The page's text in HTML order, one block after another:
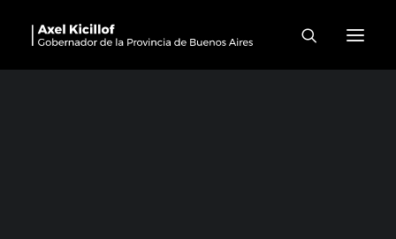
“Llevamos al Congreso
Nacional a diputados y